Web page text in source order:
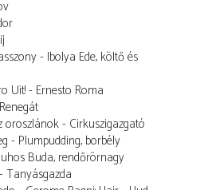
- Ibolya Ede, költő és
Uit! - Ernesto Roma
oroszlánok - Cirkuszigazgató
- Plumpudding, borbély
Buda, rendőrörnagy
Tanyásgazda